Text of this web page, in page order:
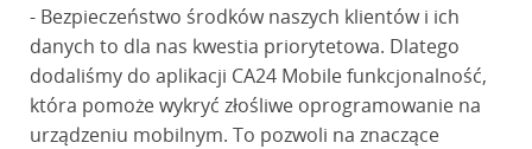
- Bezpieczeństwo środków naszych klientów i ich
danych to dla nas kwestia priorytetowa. Dlatego
dodaliśmy do aplikacji CA24 Mobile funkcjonalność,
która pomoże wykryć złośliwe oprogramowanie na
urządzeniu mobilnym. To pozwoli na znaczące